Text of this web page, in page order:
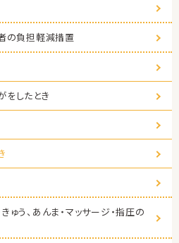
の負担軽減措置
したとき
ゅう、あんま・マッサージ・指圧の